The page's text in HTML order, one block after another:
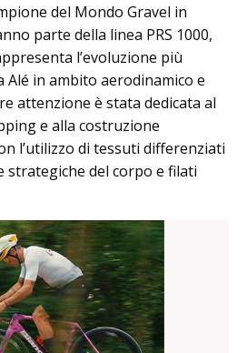
del Mondo Gravel in
parte della linea PRS 1000,
l’evoluzione più
Alé in ambito aerodinamico e
attenzione è stata dedicata al
e alla costruzione
l’utilizzo di tessuti differenziati
strategiche del corpo e filati